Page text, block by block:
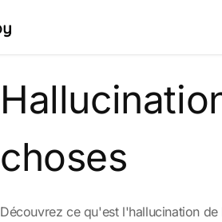
choses
Découvrez ce qu'est l'hallucination